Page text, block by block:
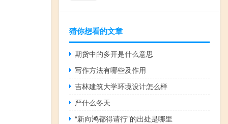
猜你想看的文章
期货中的多开是什么意思
写作方法有哪些及作用
吉林建筑大学环境设计怎么样
严什么冬天
“新向鸿都得请行”的出处是哪里